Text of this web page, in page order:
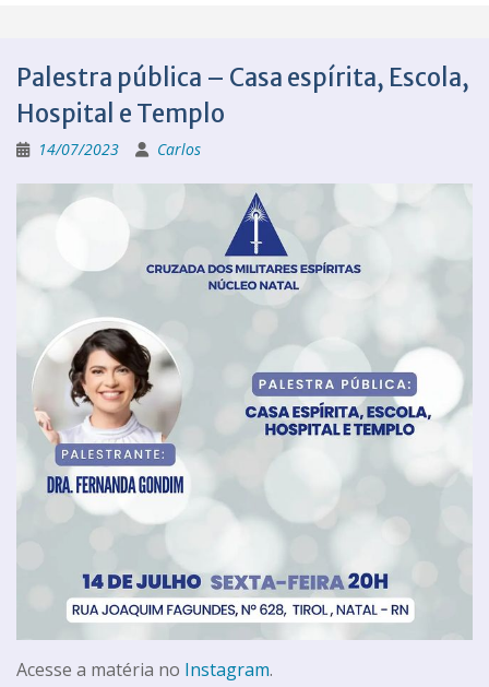
Palestra pública – Casa espírita, Escola,
Hospital e Templo
14/07/2023 Carlos
Acesse a matéria no Instagram.